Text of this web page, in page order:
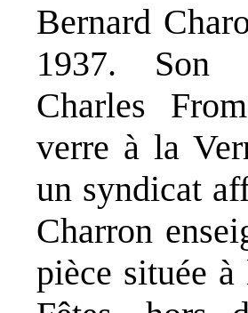
Bernard
1937. Son
Charles
verre à la
un syndicat
Charron
pièce située